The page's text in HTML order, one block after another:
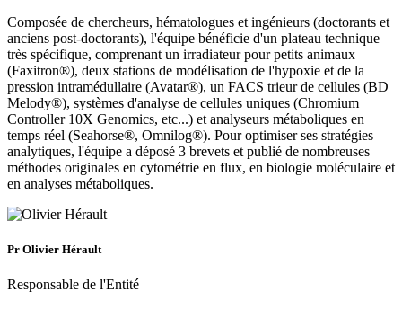
Composée de chercheurs, hématologues et ingénieurs (doctorants et
anciens post-doctorants), l'équipe bénéficie d'un plateau technique
très spécifique, comprenant un irradiateur pour petits animaux
(Faxitron®), deux stations de modélisation de l'hypoxie et de la
pression intramédullaire (Avatar®), un FACS trieur de cellules (BD
Melody®), systèmes d'analyse de cellules uniques (Chromium
Controller 10X Genomics, etc...) et analyseurs métaboliques en
temps réel (Seahorse®, Omnilog®). Pour optimiser ses stratégies
analytiques, l'équipe a déposé 3 brevets et publié de nombreuses
méthodes originales en cytométrie en flux, en biologie moléculaire et
en analyses métaboliques.
Pr Olivier Hérault
Responsable de l'Entité